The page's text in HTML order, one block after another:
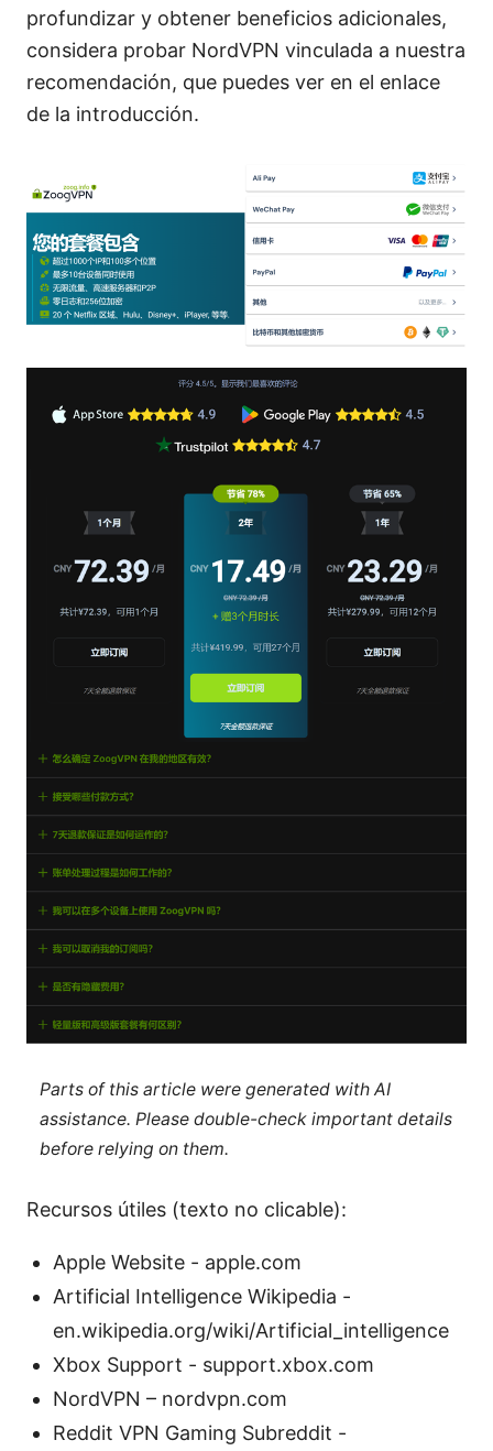
profundizar y obtener beneficios adicionales,
considera probar NordVPN vinculada a nuestra
recomendación, que puedes ver en el enlace
de la introducción.
Parts of this article were generated with AI
assistance. Please double-check important details
before relying on them.
Recursos útiles (texto no clicable):
Apple Website - apple.com
Artificial Intelligence Wikipedia -
en.wikipedia.org/wiki/Artificial_intelligence
Xbox Support - support.xbox.com
NordVPN – nordvpn.com
Reddit VPN Gaming Subreddit -